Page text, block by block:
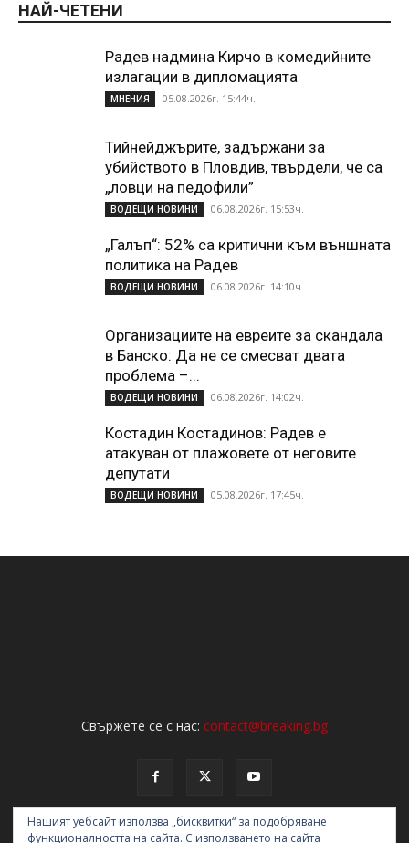
НАЙ-ЧЕТЕНИ
Радев надмина Кирчо в комедийните
излагации в дипломацията
МНЕНИЯ 05.08.2026г. 15:44ч.
Тийнейджърите, задържани за
убийството в Пловдив, твърдели, че са
„ловци на педофили”
ВОДЕЩИ НОВИНИ 06.08.2026г. 15:53ч.
„Галъп“: 52% са критични към външната
политика на Радев
ВОДЕЩИ НОВИНИ 06.08.2026г. 14:10ч.
Организациите на евреите за скандала
в Банско: Да не се смесват двата
проблема –...
ВОДЕЩИ НОВИНИ 06.08.2026г. 14:02ч.
Костадин Костадинов: Радев е
атакуван от плажoвете от неговите
депутати
ВОДЕЩИ НОВИНИ 05.08.2026г. 17:45ч.
Свържете се с нас: contact@breaking.bg
Нашият уебсайт използва „бисквитки“ за подобряване
функционалността на сайта. С използването на сайта